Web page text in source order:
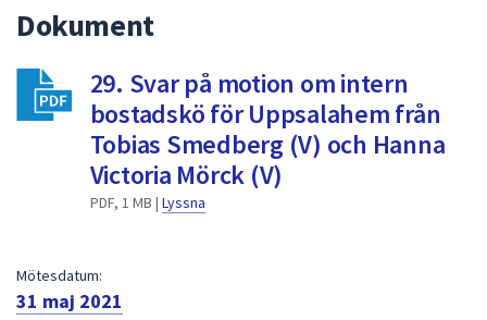
för
att
välja
något
Dokument
29. Svar på motion om intern
bostadskö för Uppsalahem från
Tobias Smedberg (V) och Hanna
Victoria Mörck (V)
PDF, 1 MB | Lyssna
Mötesdatum:
31 maj 2021